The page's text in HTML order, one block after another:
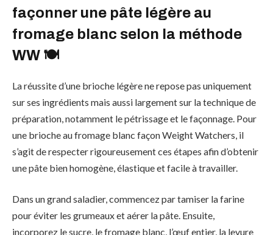
façonner une pâte légère au
fromage blanc selon la méthode
WW 🍽️
La réussite d’une brioche légère ne repose pas uniquement
sur ses ingrédients mais aussi largement sur la technique de
préparation, notamment le pétrissage et le façonnage. Pour
une brioche au fromage blanc façon Weight Watchers, il
s’agit de respecter rigoureusement ces étapes afin d’obtenir
une pâte bien homogène, élastique et facile à travailler.
Dans un grand saladier, commencez par tamiser la farine
pour éviter les grumeaux et aérer la pâte. Ensuite,
incorporez le sucre, le fromage blanc, l’œuf entier, la levure